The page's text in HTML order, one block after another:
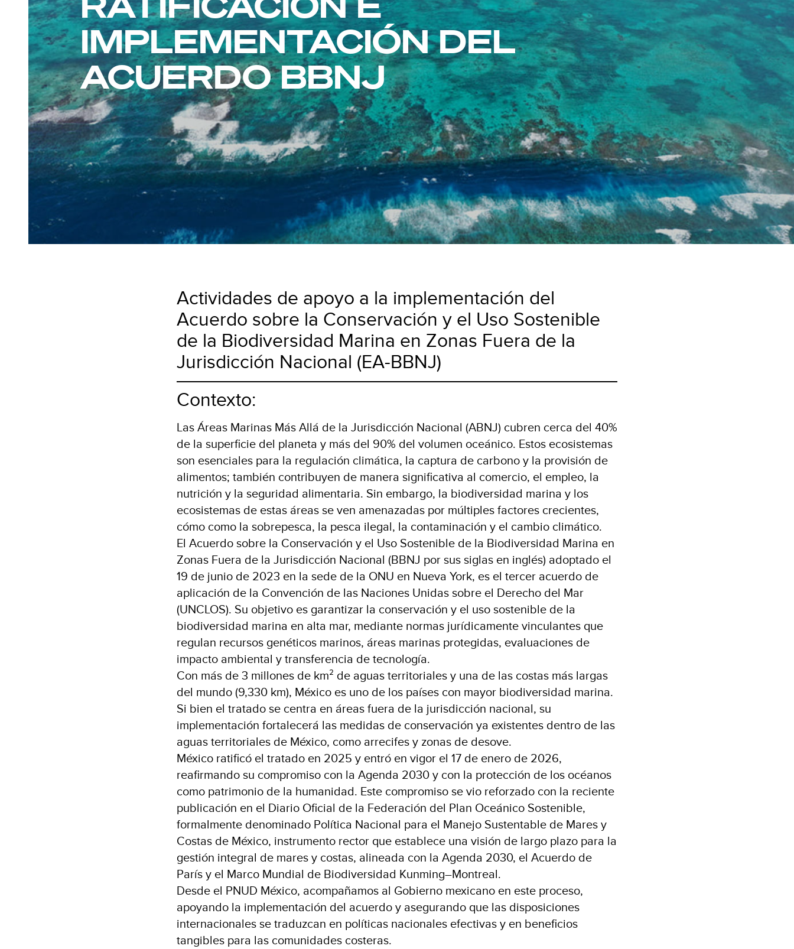
IMPLEMENTACIÓN DEL
ACUERDO BBNJ
Actividades de apoyo a la implementación del
Acuerdo sobre la Conservación y el Uso Sostenible
de la Biodiversidad Marina en Zonas Fuera de la
Jurisdicción Nacional (EA-BBNJ)
Contexto:
Las Áreas Marinas Más Allá de la Jurisdicción Nacional (ABNJ) cubren cerca del 40%
de la superficie del planeta y más del 90% del volumen oceánico. Estos ecosistemas
son esenciales para la regulación climática, la captura de carbono y la provisión de
alimentos; también contribuyen de manera significativa al comercio, el empleo, la
nutrición y la seguridad alimentaria. Sin embargo, la biodiversidad marina y los
ecosistemas de estas áreas se ven amenazadas por múltiples factores crecientes,
cómo como la sobrepesca, la pesca ilegal, la contaminación y el cambio climático.
El Acuerdo sobre la Conservación y el Uso Sostenible de la Biodiversidad Marina en
Zonas Fuera de la Jurisdicción Nacional (BBNJ por sus siglas en inglés) adoptado el
19 de junio de 2023 en la sede de la ONU en Nueva York, es el tercer acuerdo de
aplicación de la Convención de las Naciones Unidas sobre el Derecho del Mar
(UNCLOS). Su objetivo es garantizar la conservación y el uso sostenible de la
biodiversidad marina en alta mar, mediante normas jurídicamente vinculantes que
regulan recursos genéticos marinos, áreas marinas protegidas, evaluaciones de
impacto ambiental y transferencia de tecnología.
Con más de 3 millones de km² de aguas territoriales y una de las costas más largas
del mundo (9,330 km), México es uno de los países con mayor biodiversidad marina.
Si bien el tratado se centra en áreas fuera de la jurisdicción nacional, su
implementación fortalecerá las medidas de conservación ya existentes dentro de las
aguas territoriales de México, como arrecifes y zonas de desove.
México ratificó el tratado en 2025 y entró en vigor el 17 de enero de 2026,
reafirmando su compromiso con la Agenda 2030 y con la protección de los océanos
como patrimonio de la humanidad. Este compromiso se vio reforzado con la reciente
publicación en el Diario Oficial de la Federación del Plan Oceánico Sostenible,
formalmente denominado Política Nacional para el Manejo Sustentable de Mares y
Costas de México, instrumento rector que establece una visión de largo plazo para la
gestión integral de mares y costas, alineada con la Agenda 2030, el Acuerdo de
París y el Marco Mundial de Biodiversidad Kunming–Montreal.
Desde el PNUD México, acompañamos al Gobierno mexicano en este proceso,
apoyando la implementación del acuerdo y asegurando que las disposiciones
internacionales se traduzcan en políticas nacionales efectivas y en beneficios
tangibles para las comunidades costeras.